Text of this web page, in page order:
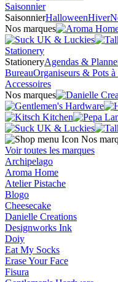
Saisonnier
SaisonnierHalloweenHiver
Nos marques
Stationery
StationeryAgendas &
BureauOrganiseurs & Pots
Accessoires
Nos marques
Nos
Voir toutes les marques
Archipelago
Aroma Home
Atelier Pistache
Blogo
Cheesecake
Danielle Creations
Designworks Ink
Doiy
Eat My Socks
Erase Your Face
Fisura